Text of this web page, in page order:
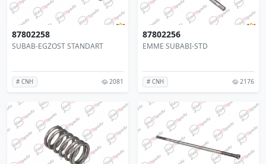
87802258
SUBAB-EGZOST STANDART
# CNH 2081
87802256
EMME SUBABI-STD
# CNH 2176